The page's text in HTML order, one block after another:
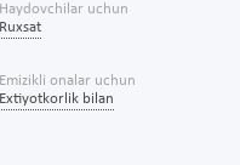
Haydovchilar uchun
Ruxsat
Emizikli onalar uchun
Extiyotkorlik bilan